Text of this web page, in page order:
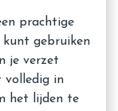
prachtige
kunt gebruiken
je verzet
volledig in
het lijden te